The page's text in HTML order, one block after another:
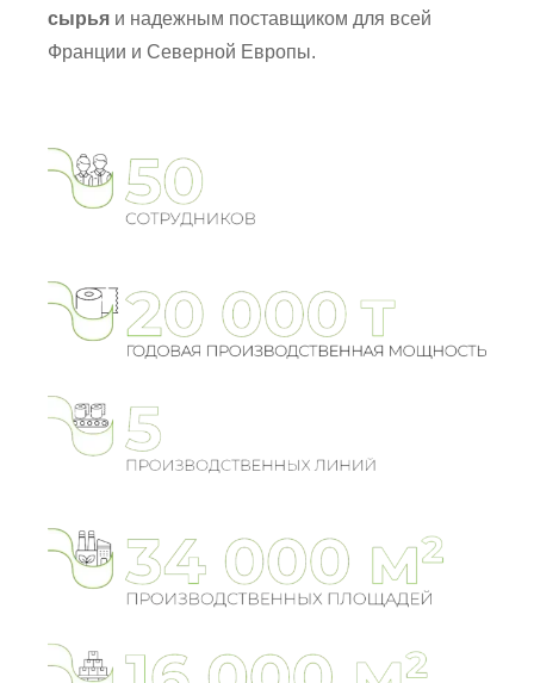
сырья и надежным поставщиком для всей
Франции и Северной Европы.